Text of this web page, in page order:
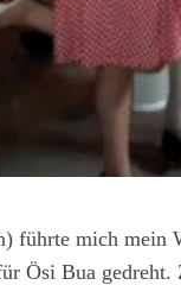
führte mich mein
Ösi Bua